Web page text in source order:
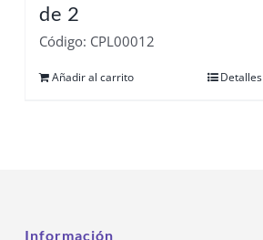
de 2
Código: CPL00012
Añadir al carrito Detalles
Información